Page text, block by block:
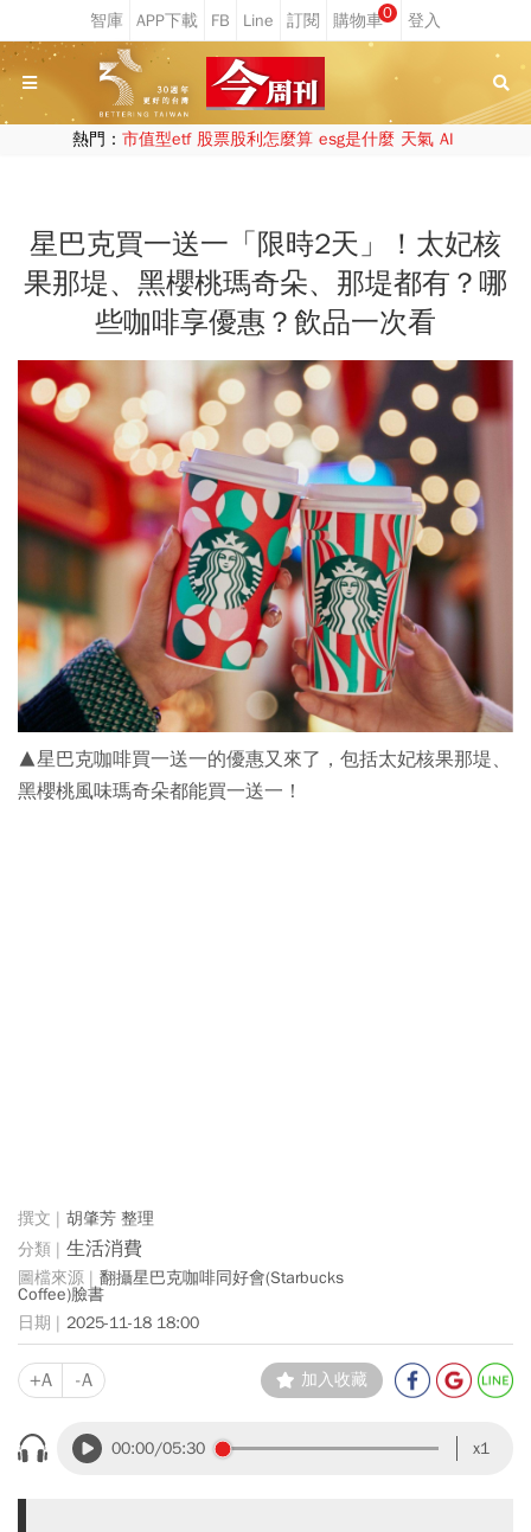
0
熱門： 市值型etf 股票股利怎麼算 esg是什麼 天氣 AI
星巴克買一送一「限時2天」！太妃核
果那堤、黑櫻桃瑪奇朵、那堤都有？哪
些咖啡享優惠？飲品一次看
▲星巴克咖啡買一送一的優惠又來了，包括太妃核果那堤、
黑櫻桃風味瑪奇朵都能買一送一！
胡肇芳 整理
生活消費
翻攝星巴克咖啡同好會(Starbucks
Coffee)臉書
2025-11-18 18:00
+A -A 加入收藏
00:00/05:30 x1